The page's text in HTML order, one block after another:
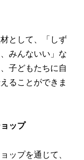
として、「しず
みんないい」な
子どもたちに自
ることができま
ップ
ップを通じて、